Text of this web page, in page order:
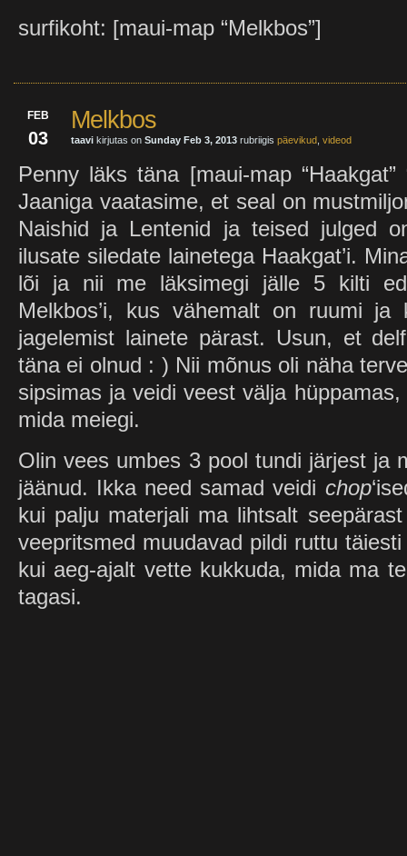
surfikoht: [maui-map “Melkbos”]
FEB
03
Melkbos
taavi kirjutas on Sunday Feb 3, 2013 rubriigis päevikud videod
Penny läks täna [maui-map “Haakgat”
Jaaniga vaatasime, et seal on
Naishid ja Lentenid ja teised julged
ilusate siledate lainetega Haakgat’i.
lõi ja nii me läksimegi jälle 5 kilti
Melkbos’i, kus vähemalt on ruumi
jagelemist lainete pärast. Usun, et
täna ei olnud : ) Nii mõnus oli näha
sipsimas ja veidi veest välja
mida meiegi.
Olin vees umbes 3 pool tundi järjest ja
jäänud. Ikka need samad veidi chop
kui palju materjali ma lihtsalt
veepritsmed muudavad pildi ruttu
kui aeg-ajalt vette kukkuda, mida ma
tagasi.